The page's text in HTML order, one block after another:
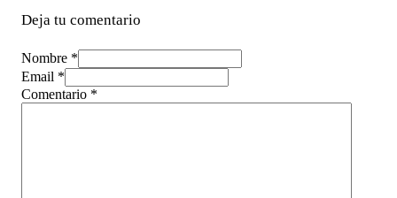
Deja tu comentario
Nombre *
Email *
Comentario *